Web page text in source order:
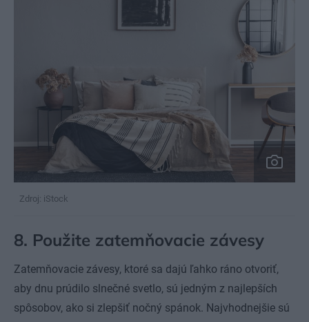
Zdroj: iStock
8. Použite zatemňovacie závesy
Zatemňovacie závesy, ktoré sa dajú ľahko ráno otvoriť,
aby dnu prúdilo slnečné svetlo, sú jedným z najlepších
spôsobov, ako si zlepšiť nočný spánok. Najvhodnejšie sú